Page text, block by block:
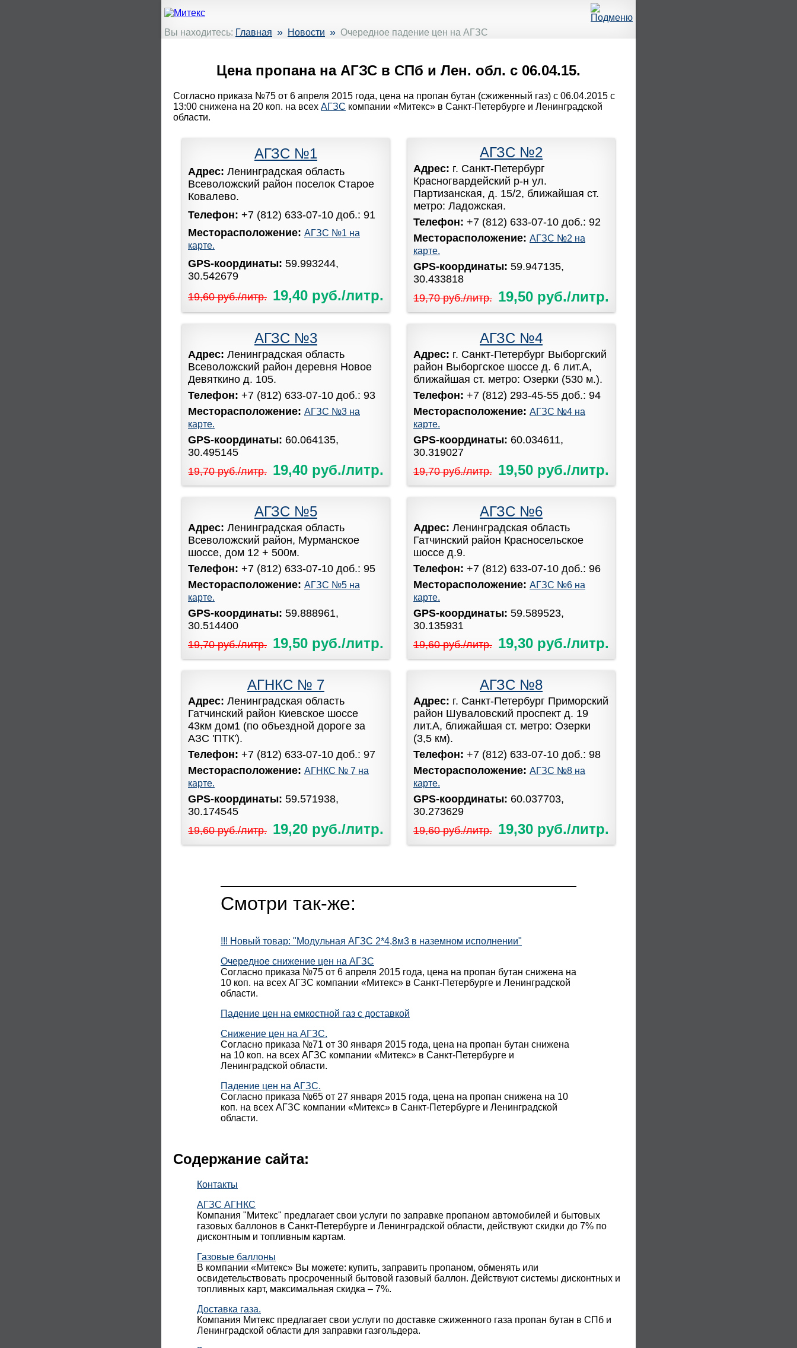
Вы находитесь: Главная » Новости » Очередное падение цен на АГЗС
Цена пропана на АГЗС в СПб и Лен. обл. с 06.04.15.
Согласно приказа №75 от 6 апреля 2015 года, цена на пропан бутан (сжиженный газ) с 06.04.2015 с
13:00 снижена на 20 коп. на всех АГЗС компании «Митекс» в Санкт-Петербурге и Ленинградской
области.
АГЗС №1
Адрес: Ленинградская область
Всеволожский район поселок Старое
Ковалево.
Телефон: +7 (812) 633-07-10 доб.: 91
Месторасположение: АГЗС №1 на
карте.
GPS-координаты: 59.993244,
30.542679
19,60 руб./литр. 19,40 руб./литр.
АГЗС №2
Адрес: г. Санкт-Петербург
Красногвардейский р-н ул.
Партизанская, д. 15/2, ближайшая ст.
метро: Ладожская.
Телефон: +7 (812) 633-07-10 доб.: 92
Месторасположение: АГЗС №2 на
карте.
GPS-координаты: 59.947135,
30.433818
19,70 руб./литр. 19,50 руб./литр.
АГЗС №3
Адрес: Ленинградская область
Всеволожский район деревня Новое
Девяткино д. 105.
Телефон: +7 (812) 633-07-10 доб.: 93
Месторасположение: АГЗС №3 на
карте.
GPS-координаты: 60.064135,
30.495145
19,70 руб./литр. 19,40 руб./литр.
АГЗС №4
Адрес: г. Санкт-Петербург Выборгский
район Выборгское шоссе д. 6 лит.А,
ближайшая ст. метро: Озерки (530 м.).
Телефон: +7 (812) 293-45-55 доб.: 94
Месторасположение: АГЗС №4 на
карте.
GPS-координаты: 60.034611,
30.319027
19,70 руб./литр. 19,50 руб./литр.
АГЗС №5
Адрес: Ленинградская область
Всеволожский район, Мурманское
шоссе, дом 12 + 500м.
Телефон: +7 (812) 633-07-10 доб.: 95
Месторасположение: АГЗС №5 на
карте.
GPS-координаты: 59.888961,
30.514400
19,70 руб./литр. 19,50 руб./литр.
АГЗС №6
Адрес: Ленинградская область
Гатчинский район Красносельское
шоссе д.9.
Телефон: +7 (812) 633-07-10 доб.: 96
Месторасположение: АГЗС №6 на
карте.
GPS-координаты: 59.589523,
30.135931
19,60 руб./литр. 19,30 руб./литр.
АГНКС № 7
Адрес: Ленинградская область
Гатчинский район Киевское шоссе
43км дом1 (по объездной дороге за
АЗС 'ПТК').
Телефон: +7 (812) 633-07-10 доб.: 97
Месторасположение: АГНКС № 7 на
карте.
GPS-координаты: 59.571938,
30.174545
19,60 руб./литр. 19,20 руб./литр.
АГЗС №8
Адрес: г. Санкт-Петербург Приморский
район Шуваловский проспект д. 19
лит.А, ближайшая ст. метро: Озерки
(3,5 км).
Телефон: +7 (812) 633-07-10 доб.: 98
Месторасположение: АГЗС №8 на
карте.
GPS-координаты: 60.037703,
30.273629
19,60 руб./литр. 19,30 руб./литр.
Смотри так-же:
!!! Новый товар: "Модульная АГЗС 2*4,8м3 в наземном исполнении"
Очередное снижение цен на АГЗС
Согласно приказа №75 от 6 апреля 2015 года, цена на пропан бутан снижена на
10 коп. на всех АГЗС компании «Митекс» в Санкт-Петербурге и Ленинградской
области.
Падение цен на емкостной газ с доставкой
Снижение цен на АГЗС.
Согласно приказа №71 от 30 января 2015 года, цена на пропан бутан снижена
на 10 коп. на всех АГЗС компании «Митекс» в Санкт-Петербурге и
Ленинградской области.
Падение цен на АГЗС.
Согласно приказа №65 от 27 января 2015 года, цена на пропан снижена на 10
коп. на всех АГЗС компании «Митекс» в Санкт-Петербурге и Ленинградской
области.
Содержание сайта:
Контакты
АГЗС АГНКС
Компания "Митекс" предлагает свои услуги по заправке пропаном автомобилей и бытовых
газовых баллонов в Санкт-Петербурге и Ленинградской области, действуют скидки до 7% по
дисконтным и топливным картам.
Газовые баллоны
В компании «Митекс» Вы можете: купить, заправить пропаном, обменять или
освидетельствовать просроченный бытовой газовый баллон. Действуют системы дисконтных и
топливных карт, максимальная скидка – 7%.
Доставка газа.
Компания Митекс предлагает свои услуги по доставке сжиженного газа пропан бутан в СПб и
Ленинградской области для заправки газгольдера.